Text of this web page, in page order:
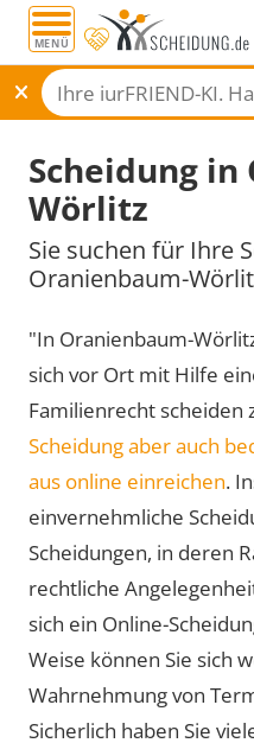
MENÜ
Scheidung
Wörlitz
Sie suchen für Ihre
Oranienbaum-
"In Oranienbaum-
sich vor Ort mit Hilfe
Familienrecht scheiden
Scheidung aber auch
aus online einreichen.
einvernehmliche
Scheidungen, in deren
rechtliche
sich ein Online-
Weise können Sie sich
Wahrnehmung von
Sicherlich haben Sie